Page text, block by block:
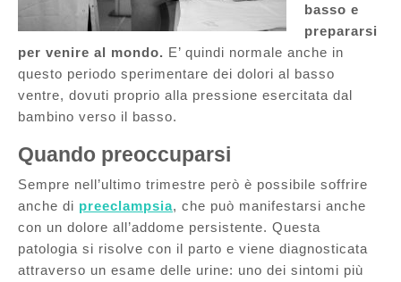
basso e
prepararsi
per venire al mondo. E’ quindi normale anche in
questo periodo sperimentare dei dolori al basso
ventre, dovuti proprio alla pressione esercitata dal
bambino verso il basso.
Quando preoccuparsi
Sempre nell’ultimo trimestre però è possibile soffrire
anche di preeclampsia, che può manifestarsi anche
con un dolore all’addome persistente. Questa
patologia si risolve con il parto e viene diagnosticata
attraverso un esame delle urine: uno dei sintomi più